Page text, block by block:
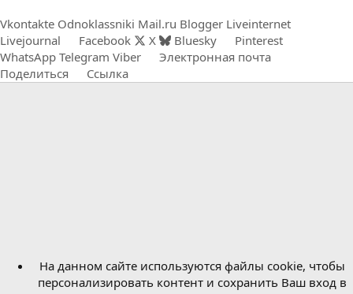
Vkontakte Odnoklassniki Mail.ru Blogger Liveinternet
Livejournal
Facebook X Bluesky
Pinterest
WhatsApp Telegram Viber
Электронная почта
Поделиться
Ссылка
На данном сайте используются файлы cookie, чтобы
персонализировать контент и сохранить Ваш вход в